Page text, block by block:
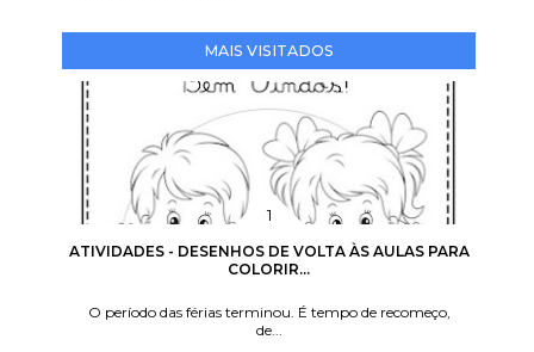
MAIS VISITADOS
ATIVIDADES - DESENHOS DE VOLTA ÀS AULAS PARA
COLORIR...
O período das férias terminou. É tempo de recomeço,
de...